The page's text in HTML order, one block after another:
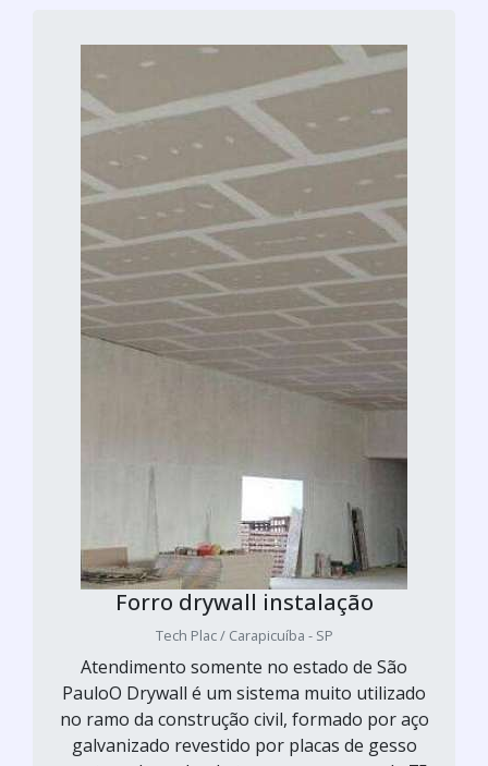
Forro drywall instalação
Tech Plac / Carapicuíba - SP
Atendimento somente no estado de São
PauloO Drywall é um sistema muito utilizado
no ramo da construção civil, formado por aço
galvanizado revestido por placas de gesso